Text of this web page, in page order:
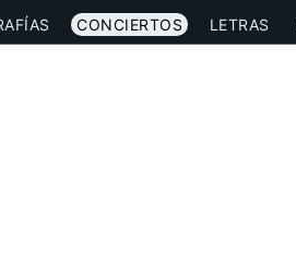
CONCIERTOS LETRAS